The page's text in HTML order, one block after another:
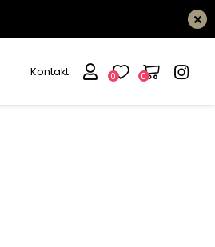
Kontakt 0 0